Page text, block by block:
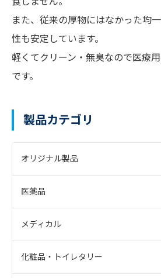
また、従来の厚物にはなかった均
性も安定しています。
軽くてクリーン・無臭なので医療
です。
製品カテゴリ
オリジナル製品
医薬品
メディカル
化粧品・トイレタリー